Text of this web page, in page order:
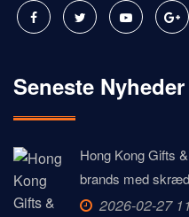
Seneste Nyheder
Hong Kong Gifts
brands med
2026-02-27